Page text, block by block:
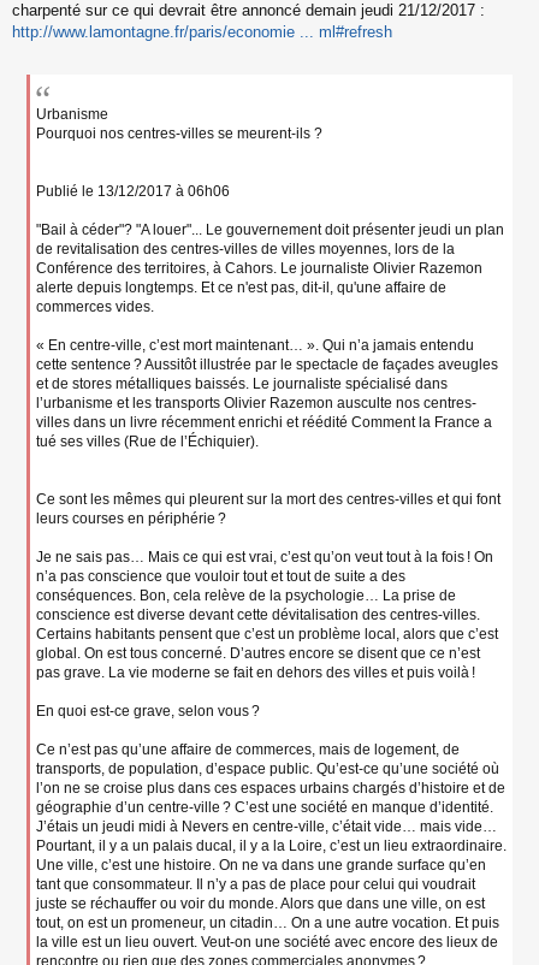
charpenté sur ce qui devrait être annoncé demain jeudi 21/12/2017 :
http://www.lamontagne.fr/paris/economie ... ml#refresh
Urbanisme
Pourquoi nos centres-villes se meurent-ils ?
Publié le 13/12/2017 à 06h06
"Bail à céder"? "A louer"... Le gouvernement doit présenter jeudi un plan
de revitalisation des centres-villes de villes moyennes, lors de la
Conférence des territoires, à Cahors. Le journaliste Olivier Razemon
alerte depuis longtemps. Et ce n'est pas, dit-il, qu'une affaire de
commerces vides.
« En centre-ville, c’est mort maintenant… ». Qui n’a jamais entendu
cette sentence ? Aussitôt illustrée par le spectacle de façades aveugles
et de stores métalliques baissés. Le journaliste spécialisé dans
l’urbanisme et les transports Olivier Razemon ausculte nos centres-
villes dans un livre récemment enrichi et réédité Comment la France a
tué ses villes (Rue de l’Échiquier).
Ce sont les mêmes qui pleurent sur la mort des centres-villes et qui font
leurs courses en périphérie ?
Je ne sais pas… Mais ce qui est vrai, c’est qu’on veut tout à la fois ! On
n’a pas conscience que vouloir tout et tout de suite a des
conséquences. Bon, cela relève de la psychologie… La prise de
conscience est diverse devant cette dévitalisation des centres-villes.
Certains habitants pensent que c’est un problème local, alors que c’est
global. On est tous concerné. D’autres encore se disent que ce n’est
pas grave. La vie moderne se fait en dehors des villes et puis voilà !
En quoi est-ce grave, selon vous ?
Ce n’est pas qu’une affaire de commerces, mais de logement, de
transports, de population, d’espace public. Qu’est-ce qu’une société où
l’on ne se croise plus dans ces espaces urbains chargés d’histoire et de
géographie d’un centre-ville ? C’est une société en manque d’identité.
J’étais un jeudi midi à Nevers en centre-ville, c’était vide… mais vide…
Pourtant, il y a un palais ducal, il y a la Loire, c’est un lieu extraordinaire.
Une ville, c’est une histoire. On ne va dans une grande surface qu’en
tant que consommateur. Il n’y a pas de place pour celui qui voudrait
juste se réchauffer ou voir du monde. Alors que dans une ville, on est
tout, on est un promeneur, un citadin… On a une autre vocation. Et puis
la ville est un lieu ouvert. Veut-on une société avec encore des lieux de